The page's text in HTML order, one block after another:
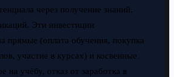
через получение знаний,
Эти инвестиции
прямые (оплата обучения, покупка
участие в курсах) и косвенные
на учёбу, отказ от заработка в